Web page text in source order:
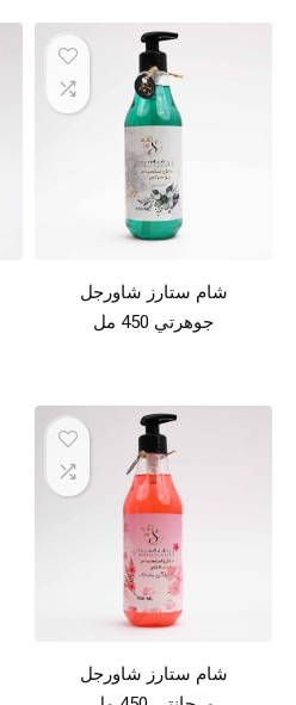
شام ستارز شاورجل
جوهرتي 450 مل
شام ستارز شاورجل